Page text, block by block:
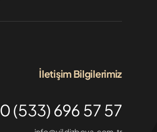
İletişim Bilgilerimiz
0 (533) 696 57 57